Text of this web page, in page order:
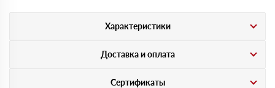
Характеристики
Доставка и оплата
Сертификаты